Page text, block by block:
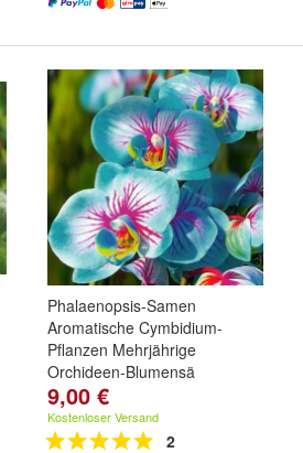
Phalaenopsis-Samen
Aromatische Cymbidium-
Pflanzen Mehrjährige
Orchideen-Blumensä
9,00 €
Kostenloser Versand
2